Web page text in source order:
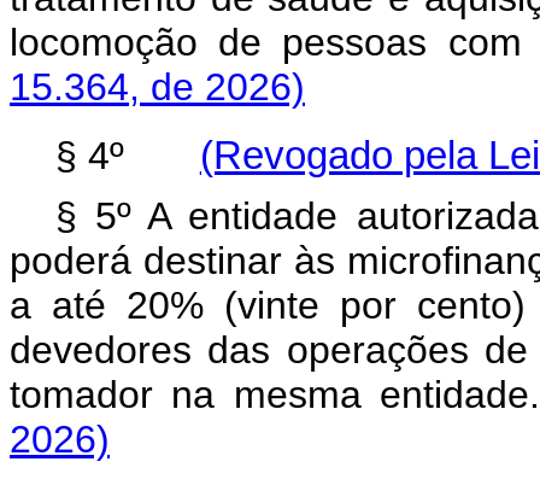
locomoção de pessoas com
15.364, de 2026)
§ 4º
(Revogado pela
§ 5º A entidade
poderá destinar às
a até 20% (vinte por
devedores das operações
tomador na mesma entidade.
2026)